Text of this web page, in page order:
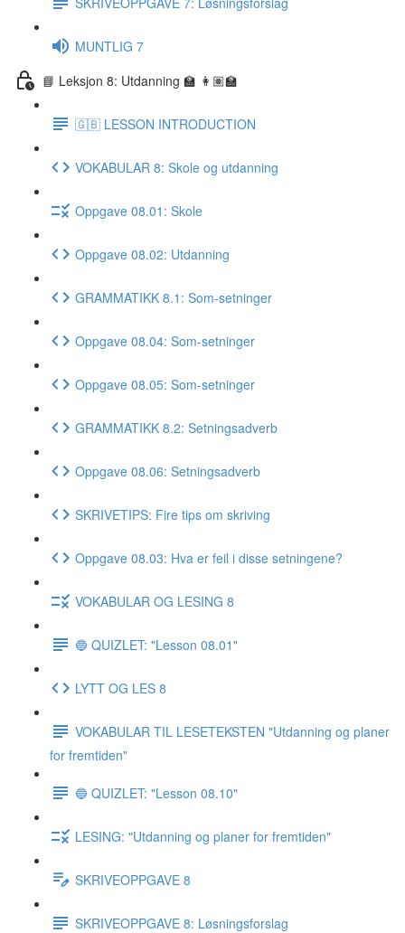
MUNTLIG 7
📘 Leksjon 8: Utdanning 🏫 👩🏽‍🏫
🇬🇧 LESSON INTRODUCTION
VOKABULAR 8: Skole og utdanning
Oppgave 08.01: Skole
Oppgave 08.02: Utdanning
GRAMMATIKK 8.1: Som-setninger
Oppgave 08.04: Som-setninger
Oppgave 08.05: Som-setninger
GRAMMATIKK 8.2: Setningsadverb
Oppgave 08.06: Setningsadverb
SKRIVETIPS: Fire tips om skriving
Oppgave 08.03: Hva er feil i disse setningene?
VOKABULAR OG LESING 8
🔵 QUIZLET: "Lesson 08.01"
LYTT OG LES 8
VOKABULAR TIL LESETEKSTEN "Utdanning og planer
for fremtiden"
🔵 QUIZLET: "Lesson 08.10"
LESING: "Utdanning og planer for fremtiden"
SKRIVEOPPGAVE 8
SKRIVEOPPGAVE 8: Løsningsforslag